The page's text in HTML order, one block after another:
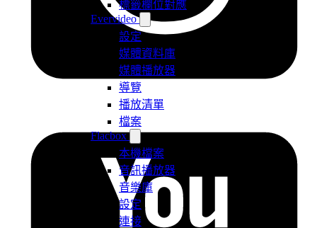
標籤欄位對應
Evervideo
設定
媒體資料庫
媒體播放器
導覽
播放清單
檔案
Flacbox
本機檔案
音訊播放器
音樂庫
設定
連接